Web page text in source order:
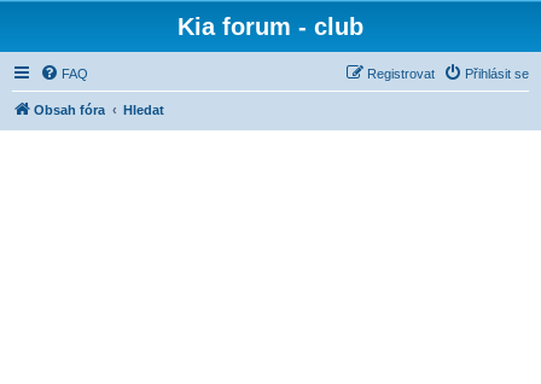
Kia forum - club
FAQ Přihlásit se
Registrovat
Obsah fóra Hledat